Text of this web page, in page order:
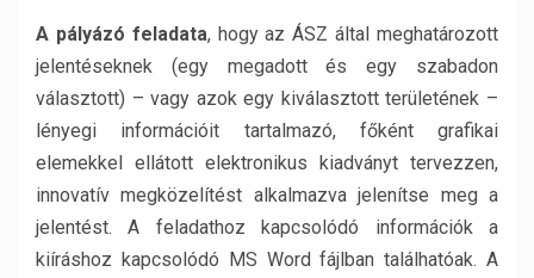
A pályázó feladata, hogy az ÁSZ által meghatározott
jelentéseknek (egy megadott és egy szabadon
választott) – vagy azok egy kiválasztott területének –
lényegi információit tartalmazó, főként grafikai
elemekkel ellátott elektronikus kiadványt tervezzen,
innovatív megközelítést alkalmazva jelenítse meg a
jelentést. A feladathoz kapcsolódó információk a
kiíráshoz kapcsolódó MS Word fájlban találhatóak. A